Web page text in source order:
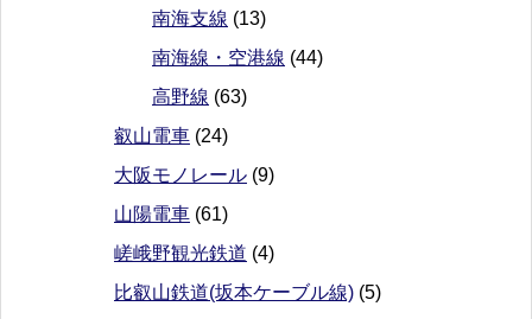
南海支線 (13)
南海線・空港線 (44)
高野線 (63)
叡山電車 (24)
大阪モノレール (9)
山陽電車 (61)
嵯峨野観光鉄道 (4)
比叡山鉄道(坂本ケーブル線) (5)